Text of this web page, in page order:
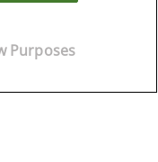
Purposes